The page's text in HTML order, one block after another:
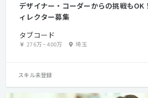
デザイナー・コーダーからの挑戦もOK
ィレクター募集
タブコード
276万~400万 埼玉
スキル未登録